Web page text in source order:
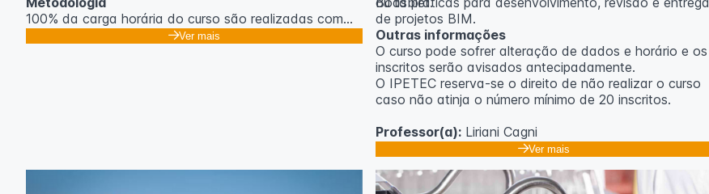
100% da carga horária do curso são realizadas com
Ver mais
de projetos BIM.
Outras informações
O curso pode sofrer alteração de dados e horário e os
inscritos serão avisados ​​antecipadamente.
O IPETEC reserva-se o direito de não realizar o curso
caso não atinja o número mínimo de 20 inscritos.
Professor(a):Liriani Cagni
Ver mais